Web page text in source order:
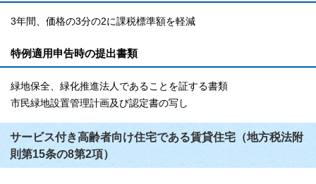
3年間、価格の3分の2に課税標準額を軽減
特例適用申告時の提出書類
緑地保全、緑化推進法人であることを証する書類
市民緑地設置管理計画及び認定書の写し
サービス付き高齢者向け住宅である賃貸住宅（地方税法附
則第15条の8第2項）